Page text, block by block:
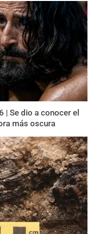
| Se dio a conocer el
más oscura